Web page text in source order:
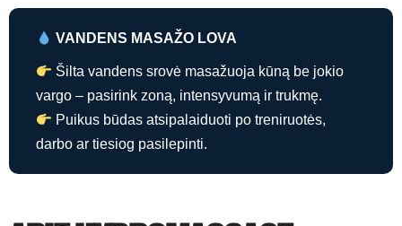
VANDENS MASAŽO LOVA
Šilta vandens srovė masažuoja kūną be jokio
vargo – pasirink zoną, intensyvumą ir trukmę.
Puikus būdas atsipalaiduoti po treniruotės,
darbo ar tiesiog pasilepinti.